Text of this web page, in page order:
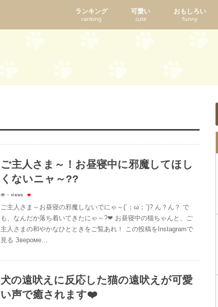
ランキング
ranking
可愛い
cute
おもしろい
funny
ご主人さま～！お昼寝中に邪魔してほし
くないニャ～??
- views
ご主人さま～お昼寝の邪魔しないでにゃ～(´；ω；`)? ん？ん？ で
も、なんだか落ち着いてきたにゃ～?❤ お昼寝中の猫ちゃんと、ご
主人さまの和やかなひとときをご覧あれ！ この投稿をInstagramで
見る Звероме…
犬の遠吠えに反応した猫の遠吠えが可愛
い声で癒されます❤️